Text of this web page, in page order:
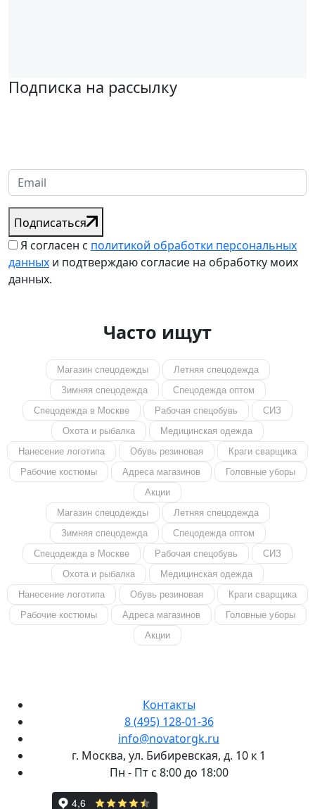
Подписка на рассылку
Подписаться
Я согласен с политикой обработки персональных
данных и подтверждаю согласие на обработку моих
данных.
Часто ищут
Магазин спецодежды
Летняя спецодежда
Зимняя спецодежда
Спецодежда оптом
Спецодежда в Москве
Рабочая спецобувь
СИЗ
Охота и рыбалка
Медицинская одежда
Нанесение логотипа
Обувь резиновая
Краги сварщика
Рабочие костюмы
Адреса магазинов
Головные уборы
Акции
Магазин спецодежды
Летняя спецодежда
Зимняя спецодежда
Спецодежда оптом
Спецодежда в Москве
Рабочая спецобувь
СИЗ
Охота и рыбалка
Медицинская одежда
Нанесение логотипа
Обувь резиновая
Краги сварщика
Рабочие костюмы
Адреса магазинов
Головные уборы
Акции
Контакты
8 (495) 128-01-36
info@novatorgk.ru
г. Москва, ул. Бибиревская, д. 10 к 1
Пн - Пт с 8:00 до 18:00